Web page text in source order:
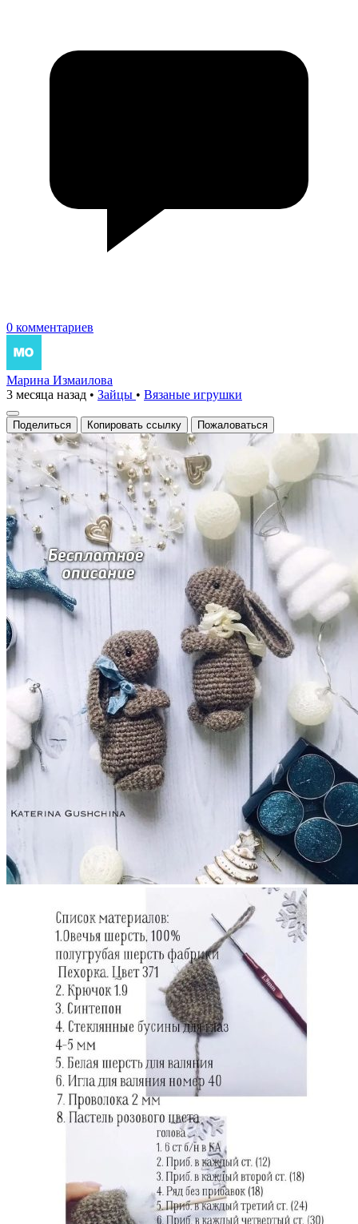
0 комментариев
Марина Измаилова
3 месяца назад • Зайцы • Вязаные игрушки
Поделиться Копировать ссылку Пожаловаться